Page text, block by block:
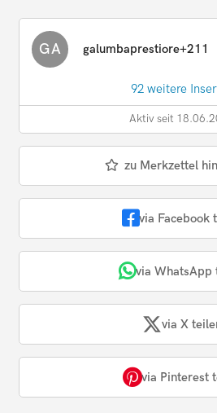
GA galumbaprestiore+211
92 weitere
Aktiv seit
zu Merkzettel
via Facebook
via WhatsApp
via X
via Pinterest